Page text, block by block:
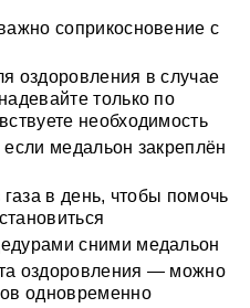
постоянно или во
вместе, работая
практически не имеет
делает остальное.
естественное
без химии,
соприкосновение с
оздоровления в случае
только по
необходимость
медальон закреплён
в день, чтобы помочь
сними медальон
оздоровления — можно
одновременно